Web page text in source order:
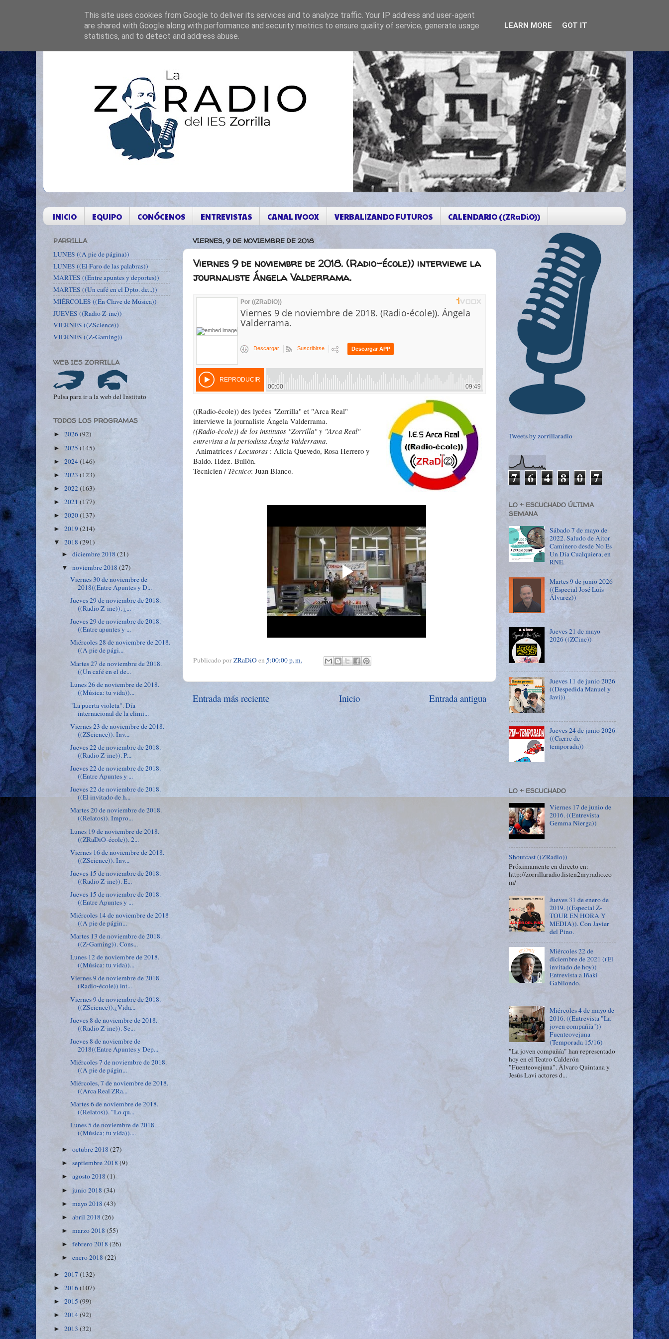
INICIO EQUIPO CONÓCENOS ENTREVISTAS CANAL IVOOX VERBALIZANDO FUTUROS CALENDARIO ((ZRaDiO))
VIERNES, 9 DE NOVIEMBRE DE 2018
Viernes 9 de noviembre de 2018. (Radio-école)) interviewe la
journaliste Ángela Valderrama.
((Radio-école)) des lycées "Zorrilla" et "Arca Real"
interviewe la journaliste Ángela Valderrama.
((Radio-école)) de los institutos "Zorrilla" y "Arca Real"
entrevista a la periodista Ángela Valderrama.
Animatrices / Locutoras : Alicia Quevedo, Rosa Herrero y
Baldo. Hdez. Bullón.
Tecnicien / Técnico: Juan Blanco.
Publicado porZRaDiOen 5:00:00 p. m.
Entrada más reciente Entrada antigua
Inicio
PARRILLA
LUNES ((A pie de página))
LUNES ((El Faro de las palabras))
MARTES ((Entre apuntes y deportes))
MARTES ((Un café en el Dpto. de...))
MIÉRCOLES ((En Clave de Música))
JUEVES ((Radio Z-ine))
VIERNES ((ZScience))
VIERNES ((Z-Gaming))
WEB IES ZORRILLA
Pulsa para ir a la web del Instituto
TODOS LOS PROGRAMAS
► 2026(92)
► 2025 (145)
► 2024(146)
► 2023 (123)
► 2022(163)
► 2021 (177)
► 2020(137)
► 2019(214)
▼ 2018 (291)
►diciembre 2018(21)
▼noviembre 2018(27)
Viernes 30 de noviembre de
2018((Entre Apuntes y D...
Jueves 29 de noviembre de 2018.
((Radio Z-ine)). ¿...
Jueves 29 de noviembre de 2018.
((Entre apuntes y ...
Miércoles 28 de noviembre de 2018.
((A pie de pági...
Martes 27 de noviembre de 2018.
((Un café en el de...
Lunes 26 de noviembre de 2018.
((Música: tu vida))...
"La puerta violeta". Día
internacional de la elimi...
Viernes 23 de noviembre de 2018.
((ZScience)). Inv...
Jueves 22 de noviembre de 2018.
((Radio Z-ine)). P...
Jueves 22 de noviembre de 2018.
((Entre Apuntes y ...
Jueves 22 de noviembre de 2018.
((El invitado de h...
Martes 20 de noviembre de 2018.
((Relatos)). Impro...
Lunes 19 de noviembre de 2018.
((ZRaDiO-école)). 2...
Viernes 16 de noviembre de 2018.
((ZScience)). Inv...
Jueves 15 de noviembre de 2018.
((Radio Z-ine)). E...
Jueves 15 de noviembre de 2018.
((Entre Apuntes y ...
Miércoles 14 de noviembre de 2018
((A pie de págin...
Martes 13 de noviembre de 2018.
((Z-Gaming)). Cons...
Lunes 12 de noviembre de 2018.
((Música: tu vida))...
Viernes 9 de noviembre de 2018.
(Radio-école)) int...
Viernes 9 de noviembre de 2018.
((ZScience)).¿Vida...
Jueves 8 de noviembre de 2018.
((Radio Z-ine)). Se...
Jueves 8 de noviembre de
2018((Entre Apuntes y Dep...
Miércoles 7 de noviembre de 2018.
((A pie de págin...
Miércoles, 7 de noviembre de 2018.
((Arca Real ZRa...
Martes 6 de noviembre de 2018.
((Relatos)). "Lo qu...
Lunes 5 de noviembre de 2018.
((Música; tu vida))....
►octubre 2018(27)
►septiembre 2018(9)
►agosto 2018(1)
►junio 2018(34)
►mayo 2018(43)
►abril 2018(26)
►marzo 2018(55)
►febrero 2018(26)
►enero 2018(22)
► 2017 (132)
► 2016(107)
► 2015 (99)
► 2014(92)
► 2013 (32)
Tweets by zorrillaradio
7 6 4 8 0 7
LO + ESCUCHADO ÚLTIMA
SEMANA
Sábado 7 de mayo de
2022. Saludo de Aitor
Caminero desde No Es
Un Día Cualquiera, en
RNE.
Martes 9 de junio 2026
((Especial José Luís
Álvarez))
Jueves 21 de mayo
2026 ((ZCine))
Jueves 11 de junio 2026
((Despedida Manuel y
Javi))
Jueves 24 de junio 2026
((Cierre de
temporada))
LO + ESCUCHADO
Viernes 17 de junio de
2016. ((Entrevista
Gemma Nierga))
Shoutcast ((ZRadio))
Próximamente en directo en:
http://zorrillaradio.listen2myradio.co
m/
Jueves 31 de enero de
2019. ((Especial Z-
TOUR EN HORA Y
MEDIA)). Con Javier
del Pino.
Miércoles 22 de
diciembre de 2021 ((El
invitado de hoy))
Entrevista a Iñaki
Gabilondo.
Miércoles 4 de mayo de
2016. ((Entrevista "La
joven compañía"))
Fuenteovejuna
(Temporada 15/16)
"La joven compañía" han representado
hoy en el Teatro Calderón
"Fuenteovejuna". Álvaro Quintana y
Jesús Lavi actores d...
This site uses cookies from Google to deliver its services and to analyze traffic. Your IP address and user-agent
are shared with Google along with performance and security metrics to ensure quality of service, generate usage
statistics, and to detect and address abuse.
LEARN MORE GOT IT